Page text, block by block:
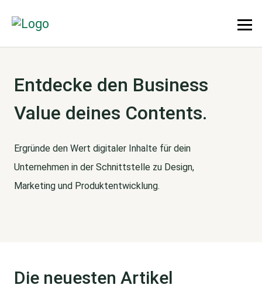
Entdecke den Business
Value deines Contents.
Ergründe den Wert digitaler Inhalte für dein
Unternehmen in der Schnittstelle zu Design,
Marketing und Produktentwicklung.
Die neuesten Artikel